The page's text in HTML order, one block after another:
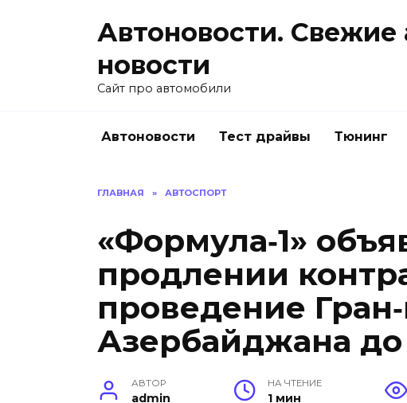
Автоновости.
новости
Сайт про автомобили
Автоновости Тест драйвы Тюнинг
ГЛАВНАЯ » АВТОСПОРТ
«Формула‑1»
продлении
проведение
Азербайджана до
АВТОР
admin
НА ЧТЕНИЕ
1 мин